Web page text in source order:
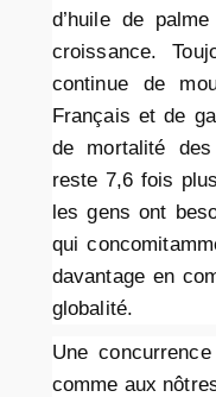
d’huile de
croissance.
continue de
Français et de
de mortalité
reste 7,6 fois
les gens ont
qui
davantage en
globalité.
Une
comme aux